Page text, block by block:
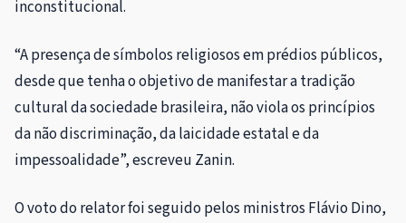
inconstitucional.
“A presença de símbolos religiosos em prédios públicos,
desde que tenha o objetivo de manifestar a tradição
cultural da sociedade brasileira, não viola os princípios
da não discriminação, da laicidade estatal e da
impessoalidade”, escreveu Zanin.
O voto do relator foi seguido pelos ministros Flávio Dino,